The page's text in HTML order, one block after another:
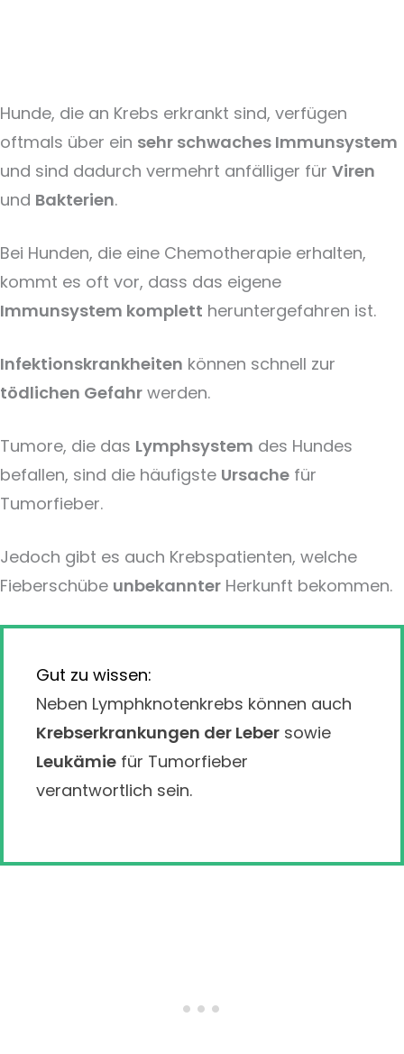
Hunde, die an Krebs erkrankt sind, verfügen
oftmals über ein sehr schwaches Immunsystem
und sind dadurch vermehrt anfälliger für Viren
und Bakterien.
Bei Hunden, die eine Chemotherapie erhalten,
kommt es oft vor, dass das eigene
Immunsystem komplett heruntergefahren ist.
Infektionskrankheiten können schnell zur
tödlichen Gefahr werden.
Tumore, die das Lymphsystem des Hundes
befallen, sind die häufigste Ursache für
Tumorfieber.
Jedoch gibt es auch Krebspatienten, welche
Fieberschübe unbekannter Herkunft bekommen.
Gut zu wissen:
Neben Lymphknotenkrebs können auch
Krebserkrankungen der Leber sowie
Leukämie für Tumorfieber
verantwortlich sein.